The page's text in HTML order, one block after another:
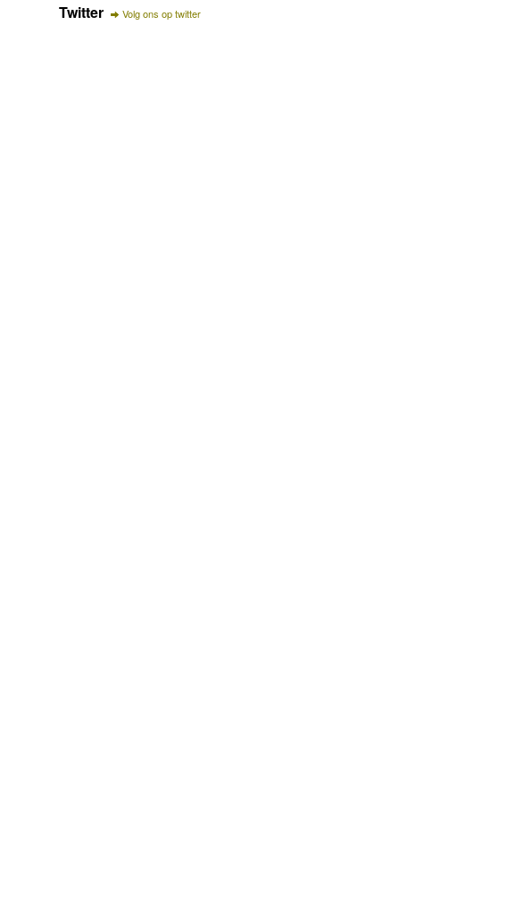
Twitter Volg ons op twitter